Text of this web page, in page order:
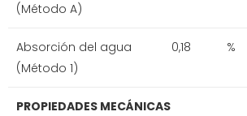
(Método A)
Absorción del agua
(Método 1)
0,18 %
PROPIEDADES MECÁNICAS